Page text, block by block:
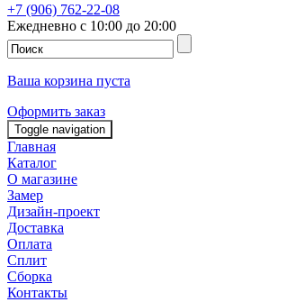
+7 (906) 762-22-08
Ежедневно с 10:00 до 20:00
Ваша корзина пуста
Оформить заказ
Toggle navigation
Главная
Каталог
О магазине
Замер
Дизайн-проект
Доставка
Оплата
Сплит
Сборка
Контакты